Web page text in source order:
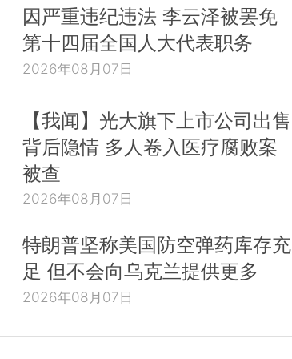
因严重违纪违法 李云泽被罢免
第十四届全国人大代表职务
2026年08月07日
【我闻】光大旗下上市公司出售
背后隐情 多人卷入医疗腐败案
被查
2026年08月07日
特朗普坚称美国防空弹药库存充
足 但不会向乌克兰提供更多
2026年08月07日